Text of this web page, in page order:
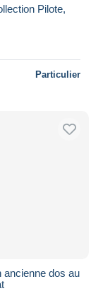
Pilote,
Particulier
dos au